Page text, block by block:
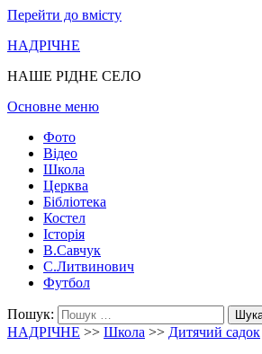
Перейти до вмісту
НАДРІЧНЕ
НАШЕ РІДНЕ СЕЛО
Основне меню
Фото
Відео
Школа
Церква
Бібліотека
Костел
Історія
В.Савчук
С.Литвинович
Футбол
Пошук:
НАДРІЧНЕ >> Школа >> Дитячий садок